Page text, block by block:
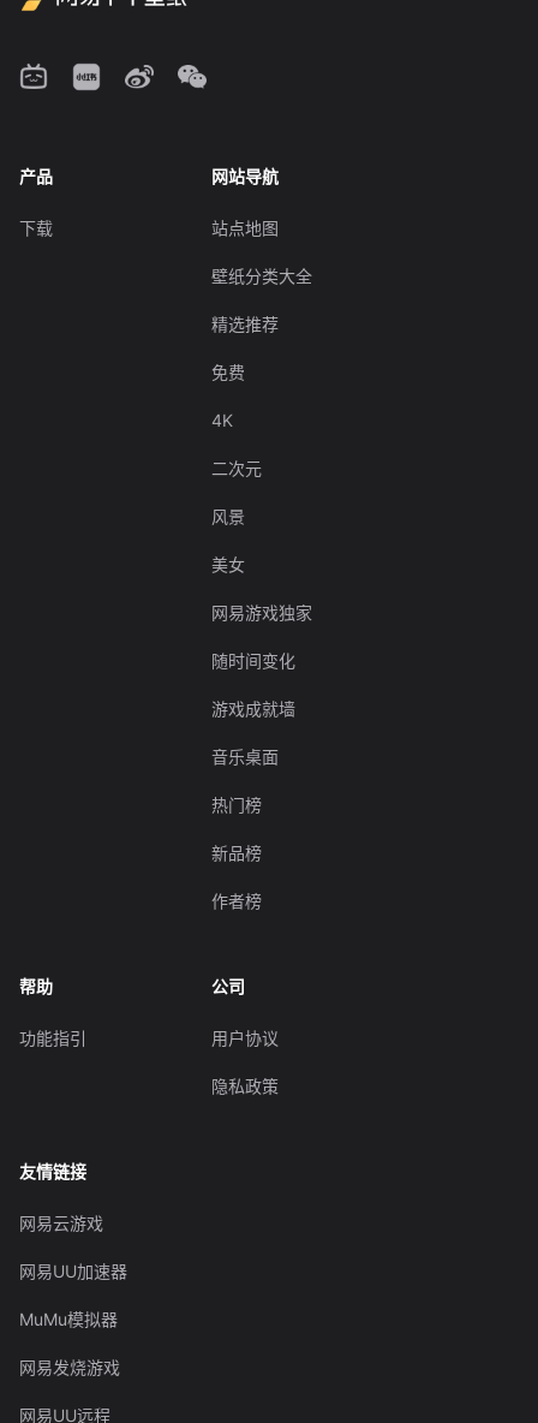
产品
下载
网站导航
站点地图
壁纸分类大全
精选推荐
免费
4K
二次元
风景
美女
网易游戏独家
随时间变化
游戏成就墙
音乐桌面
热门榜
新品榜
作者榜
帮助
功能指引
公司
用户协议
隐私政策
友情链接
网易云游戏
网易UU加速器
MuMu模拟器
网易发烧游戏
网易UU远程